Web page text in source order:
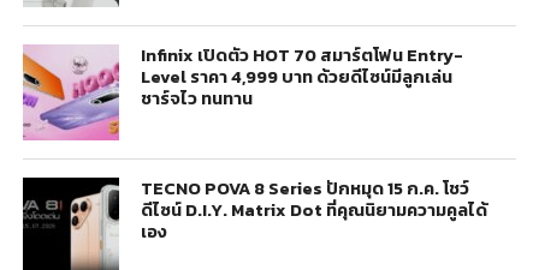
Infinix เปิดตัว HOT 70 สมาร์ตโฟน Entry-
Level ราคา 4,999 บาท ด้วยดีไซน์มีลูกเล่น
ชาร์จไว ทนทาน
TECNO POVA 8 Series ปักหมุด 15 ก.ค. โชว์
ดีไซน์ D.I.Y. Matrix Dot ที่คุณนิยามความคูลได้
เอง